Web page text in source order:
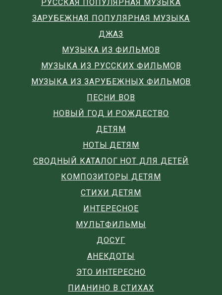
РУССКАЯ ПОПУЛЯРНАЯ МУЗЫКА
ЗАРУБЕЖНАЯ ПОПУЛЯРНАЯ МУЗЫКА
ДЖАЗ
МУЗЫКА ИЗ ФИЛЬМОВ
МУЗЫКА ИЗ РУССКИХ ФИЛЬМОВ
МУЗЫКА ИЗ ЗАРУБЕЖНЫХ ФИЛЬМОВ
ПЕСНИ ВОВ
НОВЫЙ ГОД И РОЖДЕСТВО
ДЕТЯМ
НОТЫ ДЕТЯМ
СВОДНЫЙ КАТАЛОГ НОТ ДЛЯ ДЕТЕЙ
КОМПОЗИТОРЫ ДЕТЯМ
СТИХИ ДЕТЯМ
ИНТЕРЕСНОЕ
МУЛЬТФИЛЬМЫ
ДОСУГ
АНЕКДОТЫ
ЭТО ИНТЕРЕСНО
ПИАНИНО В СТИХАХ